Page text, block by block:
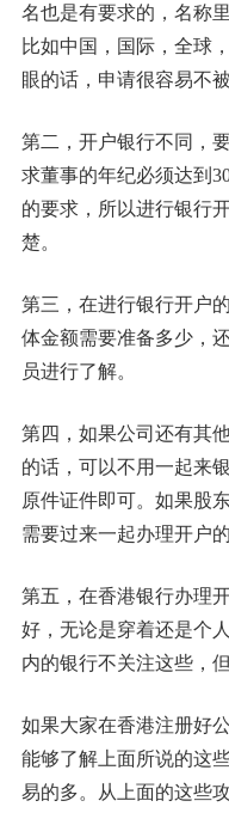
名也是有要求的，名称
比如中国，国际，全球
眼的话，申请很容易不被
第二，开户银行不同，
求董事的年纪必须达到
的要求，所以进行银行
楚。
第三，在进行银行开户
体金额需要准备多少，
员进行了解。
第四，如果公司还有其
的话，可以不用一起来
原件证件即可。如果股
需要过来一起办理开户的
第五，在香港银行办理
好，无论是穿着还是个
内的银行不关注这些，
如果大家在香港注册好
能够了解上面所说的这
易的多。从上面的这些